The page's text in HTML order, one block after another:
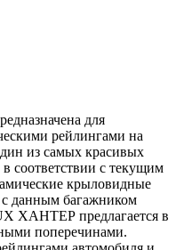
для
рейлингами на
из самых красивых
соответствии с текущим
крыловидные
с данным багажником
ХАНТЕР предлагается в
поперечинами.